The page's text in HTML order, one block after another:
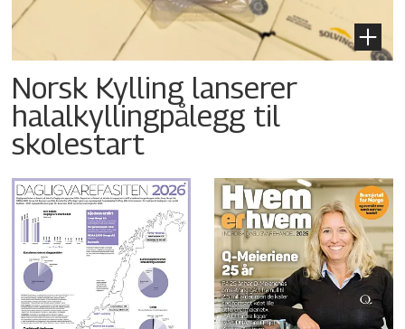
Norsk Kylling lanserer
halalkyllingpålegg til
skolestart